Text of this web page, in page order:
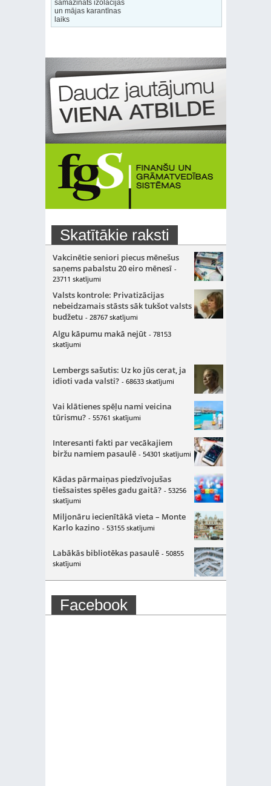
samazināts izolācijas
un mājas karantīnas
laiks
Skatītākie raksti
Vakcinētie seniori piecus mēnešus
saņems pabalstu 20 eiro mēnesī -
23711 skatījumi
Valsts kontrole: Privatizācijas
nebeidzamais stāsts sāk tukšot valsts
budžetu - 28767 skatījumi
Algu kāpumu makā nejūt - 78153
skatījumi
Lembergs sašutis: Uz ko jūs cerat, ja
idioti vada valsti? - 68633 skatījumi
Vai klātienes spēļu nami veicina
tūrismu? - 55761 skatījumi
Interesanti fakti par vecākajiem
biržu namiem pasaulē - 54301 skatījumi
Kādas pārmaiņas piedzīvojušas
tiešsaistes spēles gadu gaitā? - 53256
skatījumi
Miljonāru iecienītākā vieta – Monte
Karlo kazino - 53155 skatījumi
Labākās bibliotēkas pasaulē - 50855
skatījumi
Facebook